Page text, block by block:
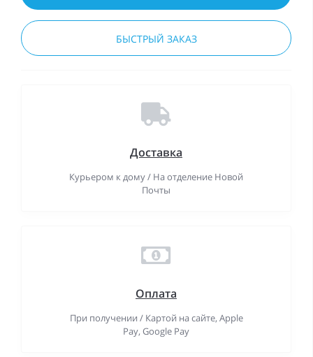
БЫСТРЫЙ ЗАКАЗ
Доставка
Курьером к дому / На отделение Новой
Почты
Оплата
При получении / Картой на сайте, Apple
Pay, Google Pay